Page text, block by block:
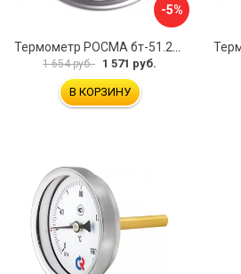
-5%
1 654 руб. 1 571 руб.
В КОРЗИНУ